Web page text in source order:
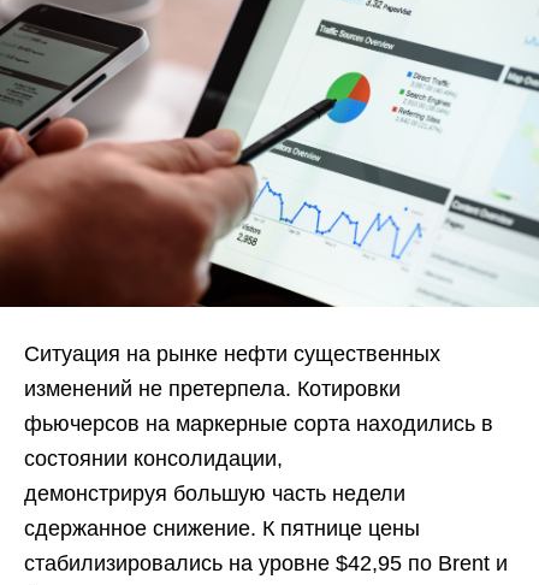
Ситуация на рынке нефти существенных
изменений не претерпела. Котировки
фьючерсов на маркерные сорта находились в
состоянии консолидации,
демонстрируя большую часть недели
сдержанное снижение. К пятнице цены
стабилизировались на уровне $42,95 по Brent и